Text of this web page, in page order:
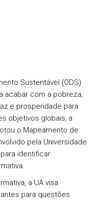
Sustentável (ODS)
acabar com a pobreza,
e prosperidade para
objetivos globais, a
o Mapeamento de
pela Universidade
identificar
a UA visa
para questões